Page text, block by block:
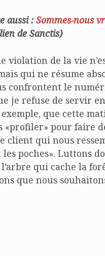
aussi : Sommes-nous
de Sanctis)
violation de la vie
qui ne résume
confrontent le
je refuse de servir
que cette
«profiler» pour faire
client qui nous
poches». Luttons
l’arbre qui cache la
que nous